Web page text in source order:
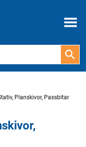
Meny
Planskivor, Passbitar